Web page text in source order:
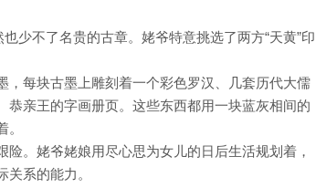
少不了名贵的古章。姥爷特意挑选了两方“天黄”印
每块古墨上雕刻着一个彩色罗汉、几套历代大儒
亲王的字画册页。这些东西都用一块蓝灰相间的
。姥爷姥娘用尽心思为女儿的日后生活规划着，
系的能力。